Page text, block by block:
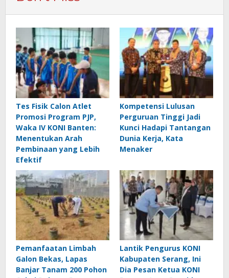
Tes Fisik Calon Atlet
Promosi Program PJP,
Waka IV KONI Banten:
Menentukan Arah
Pembinaan yang Lebih
Efektif
Kompetensi Lulusan
Perguruan Tinggi Jadi
Kunci Hadapi Tantangan
Dunia Kerja, Kata
Menaker
Pemanfaatan Limbah
Galon Bekas, Lapas
Banjar Tanam 200 Pohon
Lantik Pengurus KONI
Kabupaten Serang, Ini
Dia Pesan Ketua KONI